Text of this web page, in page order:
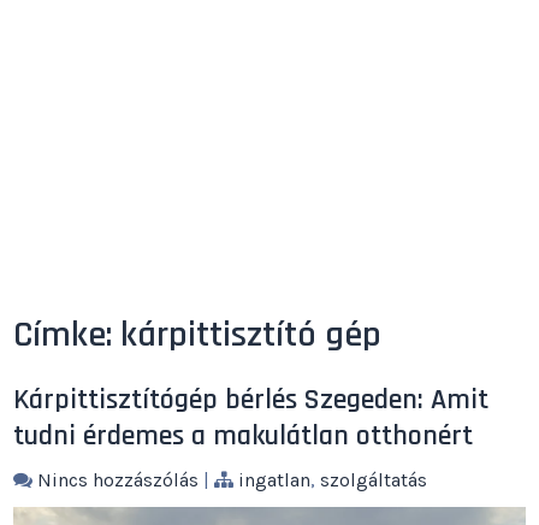
Címke: kárpittisztító gép
Kárpittisztítógép bérlés Szegeden: Amit
tudni érdemes a makulátlan otthonért
Nincs hozzászólás | ingatlan,szolgáltatás